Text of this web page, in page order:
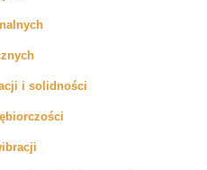
i solidności